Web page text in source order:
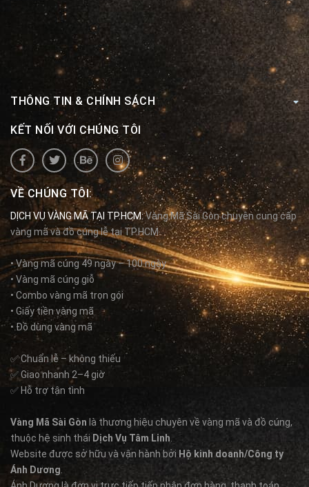
THÔNG TIN & CHÍNH SÁCH
KẾT NỐI VỚI CHÚNG TÔI
VỀ CHÚNG TÔI:
DỊCH VỤ VÀNG MÃ TẠI TP.HCM: Vàng Mã Sài Gòn chuyên cung cấp
vàng mã và đồ cúng lễ tại TP.HCM.
• Vàng mã cúng 49 ngày – 100 ngày
• Vàng mã cúng giỗ
• Combo vàng mã trọn gói
• Giấy tiền vàng mã
• Đồ dùng vàng mã
✅ Chuẩn lễ – không thiếu
✅ Giao nhanh 2–4 giờ
✅ Hỗ trợ tận tình
Vàng Mã Sài Gòn là thương hiệu chuyên về vàng mã và đồ cúng,
thuộc hệ sinh thái Dịch Vụ Tâm Linh
Website được sở hữu và vận hành bởi Hộ kinh doanh/Công ty
Ánh Dương